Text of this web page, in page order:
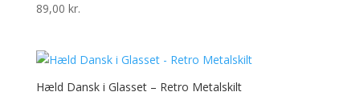
89,00 kr.
Hæld Dansk i Glasset – Retro Metalskilt